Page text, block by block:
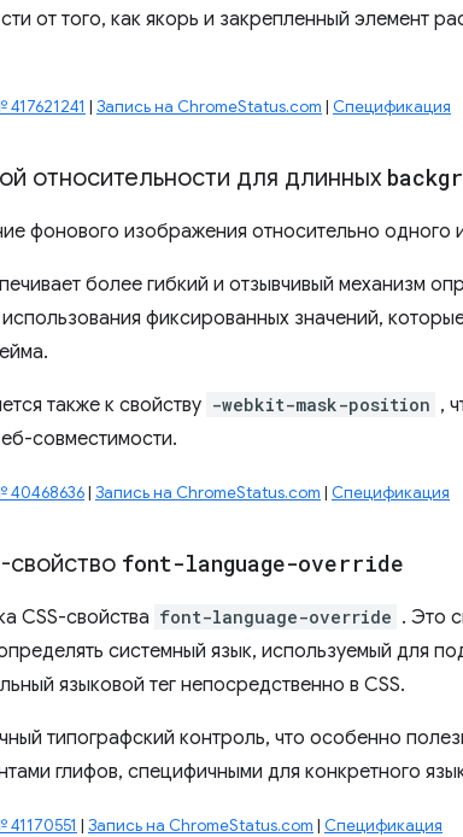
от того, как якорь и закрепленный элемент
| Запись на ChromeStatus.com | Спецификация
относительности для длинных
фонового изображения относительно одного
более гибкий и отзывчивый механизм
фиксированных значений,
также к свойству -webkit-mask-position ,
совместимости.
40468636| Запись на ChromeStatus.com | Спецификация
свойство font-language-override
CSS-свойства font-language-override . Это
системный язык, используемый для
языковой тег непосредственно в CSS.
типографский контроль, что особенно
глифов, специфичными для конкретного
| Запись на ChromeStatus.com | Спецификация